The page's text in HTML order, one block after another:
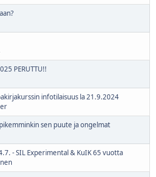
PERUTTU!!
infotilaisuus la 21.9.2024
sen puute ja ongelmat
- SIL Experimental & KuIK 65 vuotta